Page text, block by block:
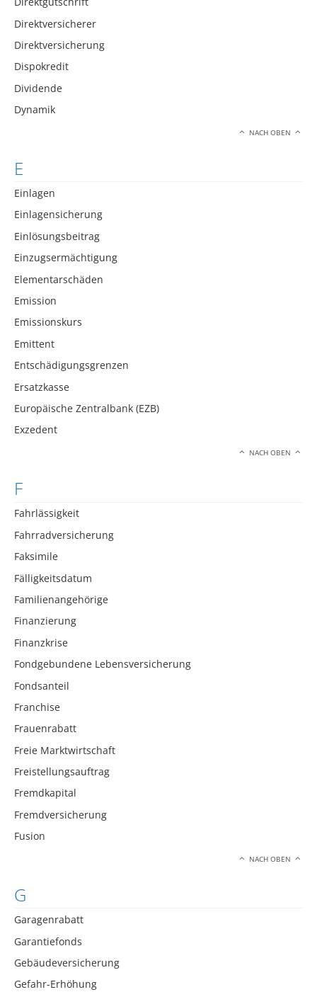
Direktversicherer
Direktversicherung
Dispokredit
Dividende
Dynamik
NACH OBEN
E
Einlagen
Einlagensicherung
Einlösungsbeitrag
Einzugsermächtigung
Elementarschäden
Emission
Emissionskurs
Emittent
Entschädigungsgrenzen
Ersatzkasse
Europäische Zentralbank (EZB)
Exzedent
NACH OBEN
F
Fahrlässigkeit
Fahrradversicherung
Faksimile
Fälligkeitsdatum
Familienangehörige
Finanzierung
Finanzkrise
Fondgebundene Lebensversicherung
Fondsanteil
Franchise
Frauenrabatt
Freie Marktwirtschaft
Freistellungsauftrag
Fremdkapital
Fremdversicherung
Fusion
NACH OBEN
G
Garagenrabatt
Garantiefonds
Gebäudeversicherung
Gefahr-Erhöhung